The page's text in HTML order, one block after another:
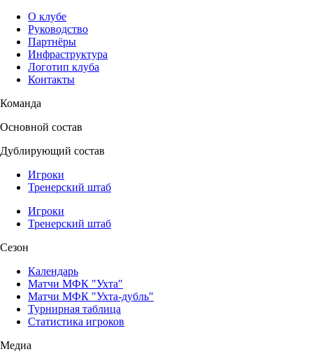
О клубе
Руководство
Партнёры
Инфраструктура
Логотип клуба
Контакты
Команда
Основной состав
Дублирующий состав
Игроки
Тренерский штаб
Игроки
Тренерский штаб
Сезон
Календарь
Матчи МФК "Ухта"
Матчи МФК "Ухта-дубль"
Турнирная таблица
Статистика игроков
Медиа